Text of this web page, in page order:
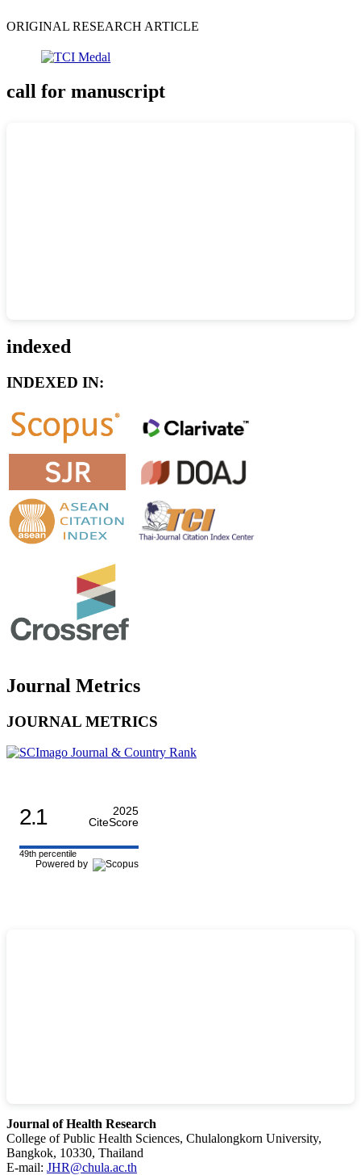
ORIGINAL RESEARCH ARTICLE
call for manuscript
indexed
INDEXED IN:
Journal Metrics
JOURNAL METRICS
2.1
2025
CiteScore
49th percentile
Powered by
Journal of Health Research
College of Public Health Sciences, Chulalongkorn University,
Bangkok, 10330, Thailand
E-mail: JHR@chula.ac.th